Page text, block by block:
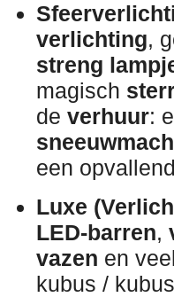
verlichting,
streng
magisch
de verhuur:
een
Luxe
LED-barren,
vazen en
kubus /